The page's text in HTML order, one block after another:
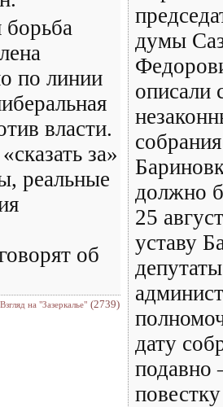
борьба
по линии
власти.
за»
реальные
об
Взгляд на "Зазеркалье" (2739)
думы
описали
должно
25
уставу
дату
подавно